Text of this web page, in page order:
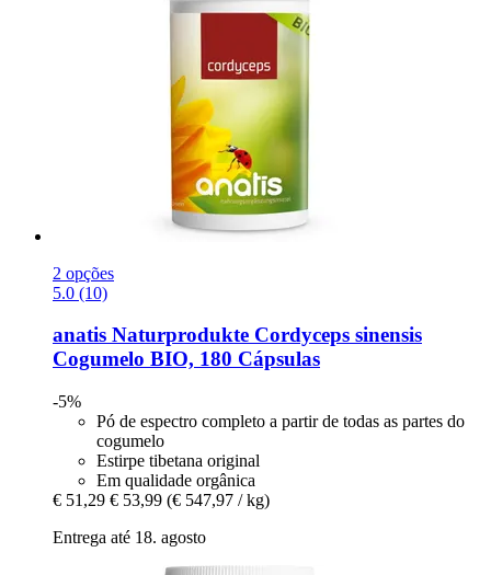
2 opções
5.0 (10)
anatis Naturprodukte Cordyceps sinensis
Cogumelo BIO, 180 Cápsulas
-5%
Pó de espectro completo a partir de todas as partes do
cogumelo
Estirpe tibetana original
Em qualidade orgânica
€ 51,29 € 53,99 (€ 547,97 / kg)
Entrega até 18. agosto